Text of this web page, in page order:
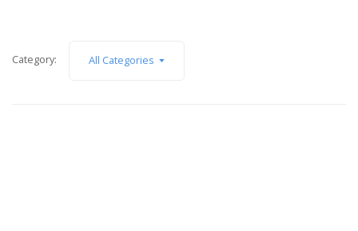
Category: All Categories